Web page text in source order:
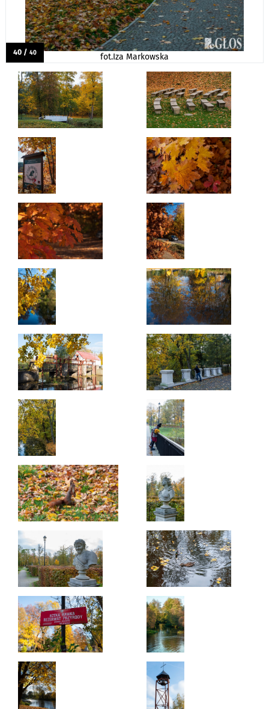
40 / 40 fot.Iza Markowska